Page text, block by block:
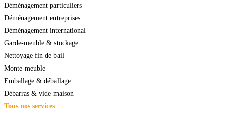
Déménagement particuliers
Déménagement entreprises
Déménagement international
Garde-meuble & stockage
Nettoyage fin de bail
Monte-meuble
Emballage & déballage
Débarras & vide-maison
Tous nos services →